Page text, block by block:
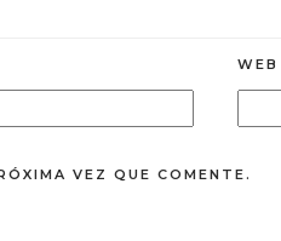
WEB
VEZ QUE COMENTE.